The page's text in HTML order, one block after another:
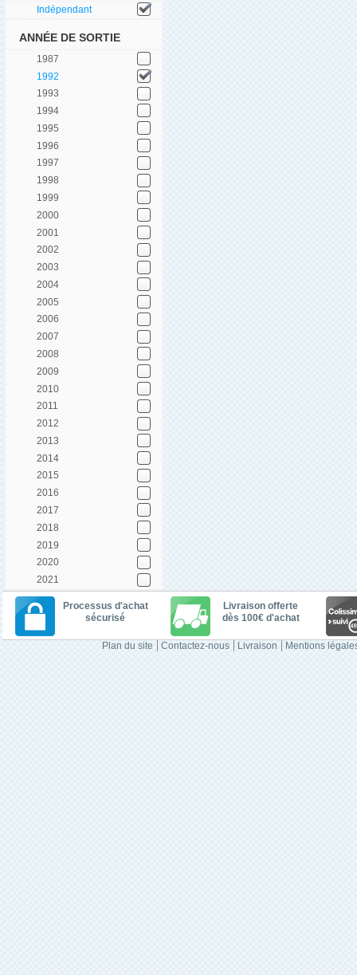
Indépendant
ANNÉE DE SORTIE
1987
1992
1993
1994
1995
1996
1997
1998
1999
2000
2001
2002
2003
2004
2005
2006
2007
2008
2009
2010
2011
2012
2013
2014
2015
2016
2017
2018
2019
2020
2021
Processus d'achat
sécurisé
Livraison offerte
dès 100€ d'achat
Plan du site Contactez-nous Livraison Mentions